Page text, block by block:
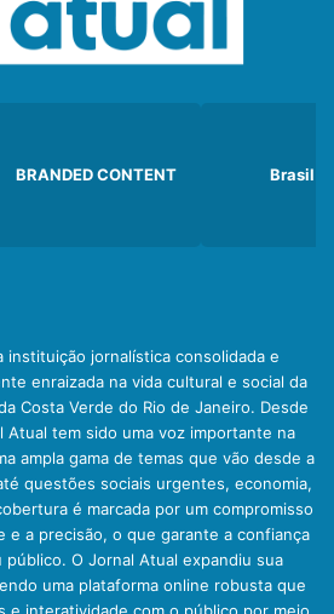
BRANDED CONTENT Brasil
instituição jornalística consolidada e
enraizada na vida cultural e social da
Costa Verde do Rio de Janeiro. Desde
Atual tem sido uma voz importante na
ampla gama de temas que vão desde a
questões sociais urgentes, economia,
é marcada por um compromisso
e a precisão, o que garante a confiança
O Jornal Atual expandiu sua
uma plataforma online robusta que